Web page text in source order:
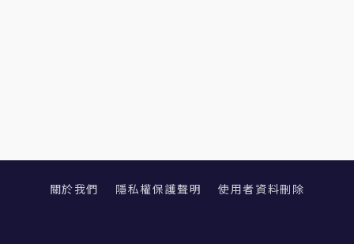
關於我們 隱私權保護聲明 使用者資料刪除